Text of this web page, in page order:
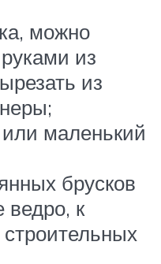
можно
из
из
маленький
брусков
ведро, к